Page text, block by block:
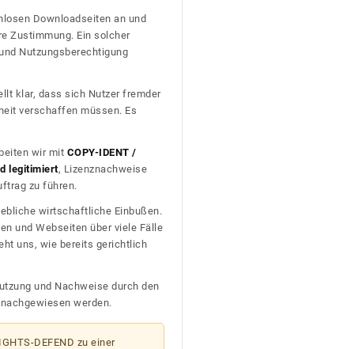
Downloadseiten an und
Zustimmung. Ein solcher
Nutzungsberechtigung
klar, dass sich Nutzer fremder
verschaffen müssen. Es
wir mit COPY-IDENT /
legitimiert, Lizenznachweise
zu führen.
wirtschaftliche Einbußen.
und Webseiten über viele Fälle
uns, wie bereits gerichtlich
und Nachweise durch den
werden.
DEFEND zu einer